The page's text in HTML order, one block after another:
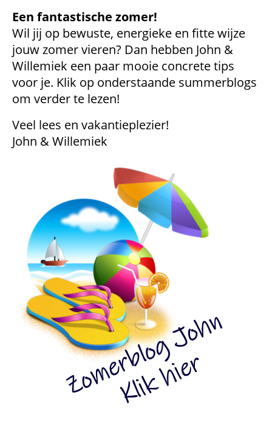
Een fantastische zomer!
Wil jij op bewuste, energieke en fitte wijze
jouw zomer vieren? Dan hebben John &
Willemiek een paar mooie concrete tips
voor je. Klik op onderstaande summerblogs
om verder te lezen!
Veel lees en vakantieplezier!
John & Willemiek